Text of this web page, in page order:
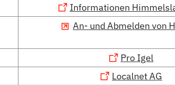
Informationen
An- und Abmelden von
Pro Igel
Localnet AG